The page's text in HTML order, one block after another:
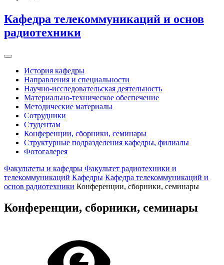
Кафедра телекоммуникаций и основ
радиотехники
История кафедры
Направления и специальности
Научно-исследовательская деятельность
Материально-техническое обеспечение
Методические материалы
Сотрудники
Студентам
Конференции, сборники, семинары
Структурные подразделения кафедры, филиалы
Фотогалерея
Факультеты и кафедры Факультет радиотехники и
телекоммуникаций Кафедры Кафедра телекоммуникаций и
основ радиотехники Конференции, сборники, семинары
Конференции, сборники, семинары